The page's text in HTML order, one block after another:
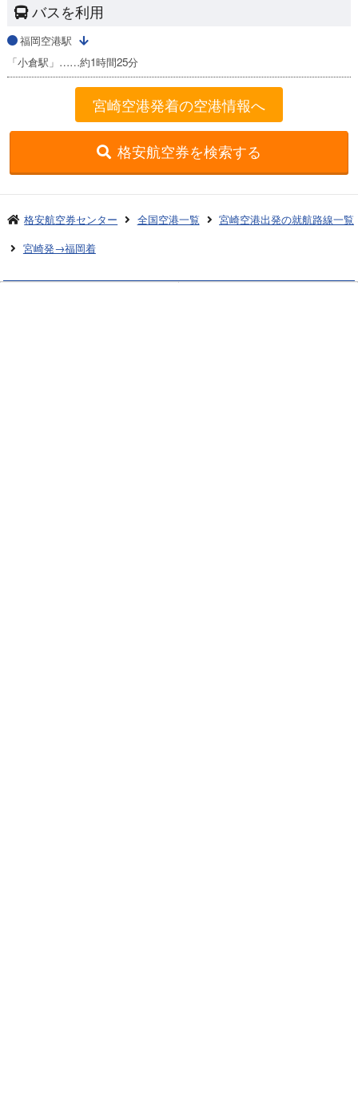
バスを利用
福岡空港駅
「小倉駅」……約1時間25分
宮崎空港発着の空港情報へ
格安航空券を検索する
格安航空券センター 全国空港一覧
宮崎空港出発の就航路線一覧
宮崎発→福岡着